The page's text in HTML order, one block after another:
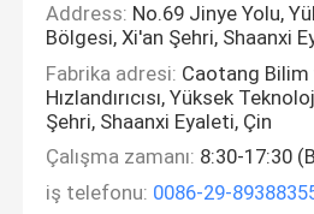
Address: No.69 Jinye Yolu,
Bölgesi, Xi'an Şehri, Shaanxi
Fabrika adresi: Caotang
Hızlandırıcısı, Yüksek
Şehri, Shaanxi Eyaleti, Çin
Çalışma zamanı: 8:30-17:30
iş telefonu: 0086-29-